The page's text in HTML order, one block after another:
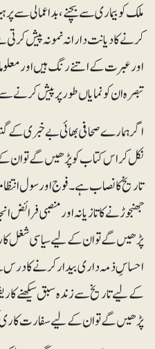
ملک کو بیماری سے بچنے ، بداعمالی سے
کرنے کا دیانت دارانہ نمونہ پیش
اور عبرت کے اتنے رنگ ہیں اور
تبصرہ ان کو نمایاں طور پر پیش
اگر ہمارے صحافی بھائی بے خبری
نکل کر اس کتاب کو پڑھیں گے تو ان کے
تاریخ کا نصاب ہے۔ فوج اور سول
جھنجوڑنے کا تازیانہ اور منصبی
پڑھیں گے تو ان کے لیے سیاسی شغل
احساسِ ذمہ داری بیدار کرنے کا درس
کے لیے تاریخ سے زندہ سبق سیکھنے کا
پڑھیں گے تو ان کے لیے سفارت کاری کی